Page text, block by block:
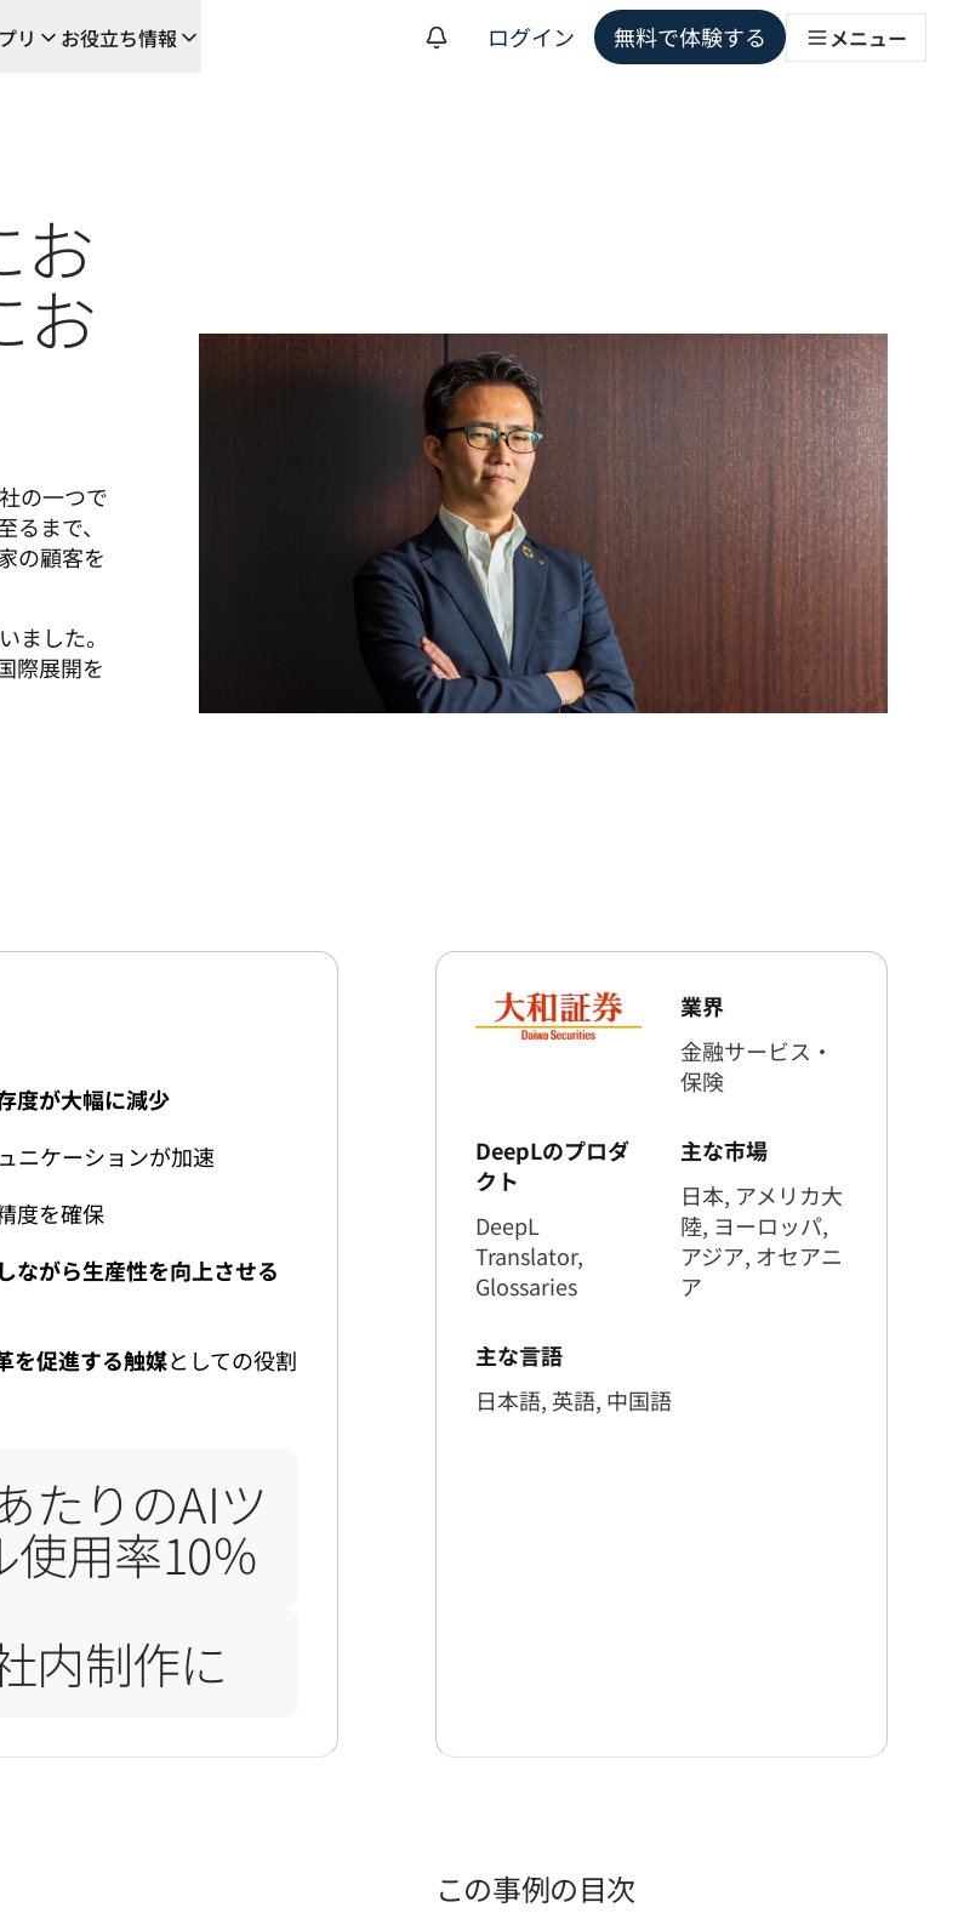
を活用した新しいワークフロー
ツーエンドで自動化するローカライゼーションソリューション
語AI
リ お役立ち情報 ログイン 無料で体験する メニュー
お
お
の一つで
まで、
の顧客を
ました。
際展開を
度が大幅に減少
ニケーションが加速
度を確保
ながら生産性を向上させる
を促進する触媒としての役割
名以上
たりのAIツ
使用率10％
内制作に
業界
金融サービス・
保険
DeepLのプロダ
クト
DeepL
Translator,
Glossaries
主な市場
日本, アメリカ大
陸, ヨーロッパ,
アジア, オセアニ
ア
主な言語
日本語, 英語, 中国語
この事例の目次